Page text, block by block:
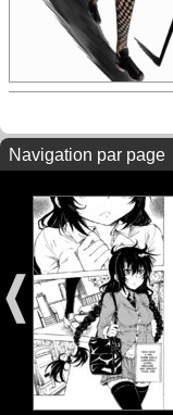
Navigation par page